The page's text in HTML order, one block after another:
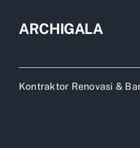
ARCHIGALA
Kontraktor Renovasi &